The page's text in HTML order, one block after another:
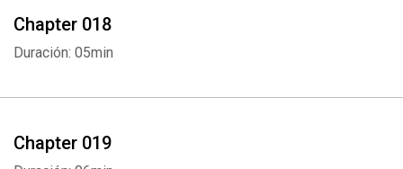
Chapter 018
Duración: 05min
Chapter 019